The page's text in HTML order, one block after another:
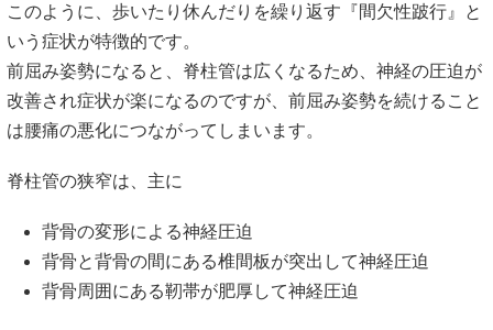
このように、歩いたり休んだりを繰り返す『間欠性跛行』と
いう症状が特徴的です。
前屈み姿勢になると、脊柱管は広くなるため、神経の圧迫が
改善され症状が楽になるのですが、前屈み姿勢を続けること
は腰痛の悪化につながってしまいます。
脊柱管の狭窄は、主に
背骨の変形による神経圧迫
背骨と背骨の間にある椎間板が突出して神経圧迫
背骨周囲にある靭帯が肥厚して神経圧迫